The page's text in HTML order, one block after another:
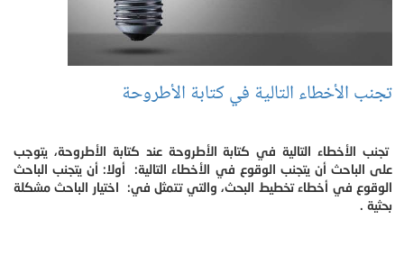
تجنب الأخطاء التالية في كتابة الأطروحة
تجنب الأخطاء التالية في كتابة الأطروحة عند كتابة الأطروحة، يتوجب
على الباحث أن يتجنب الوقوع في الأخطاء التالية: أولا: أن يتجنب الباحث
الوقوع في أخطاء تخطيط البحث، والتي تتمثل في: اختيار الباحث مشكلة
بحثية .